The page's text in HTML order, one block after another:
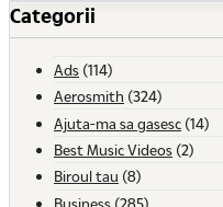
Categorii
Ads (114)
Aerosmith (324)
Ajuta-ma sa gasesc (14)
Best Music Videos (2)
Biroul tau (8)
Business (285)